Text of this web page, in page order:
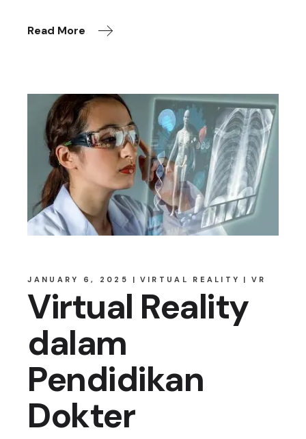
Read More
JANUARY 6, 2025 VIRTUAL REALITY VR
Virtual Reality
dalam
Pendidikan
Dokter